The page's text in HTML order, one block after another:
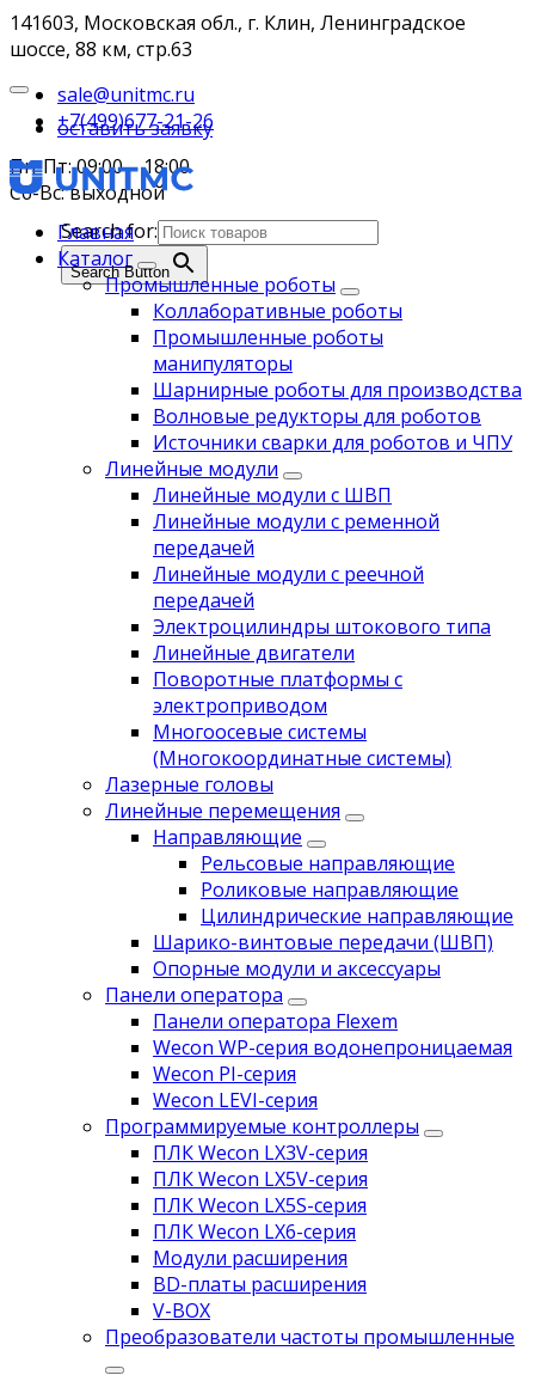
141603, Московская обл., г. Клин, Ленинградское
шоссе, 88 км, стр.63
sale@unitmc.ru
+7(499)677-21-26
Пн-Пт: 09:00 – 18:00
Сб-Вс: выходной
Search for:
Search Button
оставить заявку
Главная
Каталог
Промышленные роботы
Коллаборативные роботы
Промышленные роботы
манипуляторы
Шарнирные роботы для производства
Волновые редукторы для роботов
Источники сварки для роботов и ЧПУ
Линейные модули
Линейные модули с ШВП
Линейные модули с ременной
передачей
Линейные модули с реечной
передачей
Электроцилиндры штокового типа
Линейные двигатели
Поворотные платформы с
электроприводом
Многоосевые системы
(Многокоординатные системы)
Лазерные головы
Линейные перемещения
Направляющие
Рельсовые направляющие
Роликовые направляющие
Цилиндрические направляющие
Шарико-винтовые передачи (ШВП)
Опорные модули и аксессуары
Панели оператора
Панели оператора Flexem
Wecon WP-серия водонепроницаемая
Wecon PI-серия
Wecon LEVI-серия
Программируемые контроллеры
ПЛК Wecon LX3V-серия
ПЛК Wecon LX5V-серия
ПЛК Wecon LX5S-серия
ПЛК Wecon LX6-серия
Модули расширения
BD-платы расширения
V-BOX
Преобразователи частоты промышленные